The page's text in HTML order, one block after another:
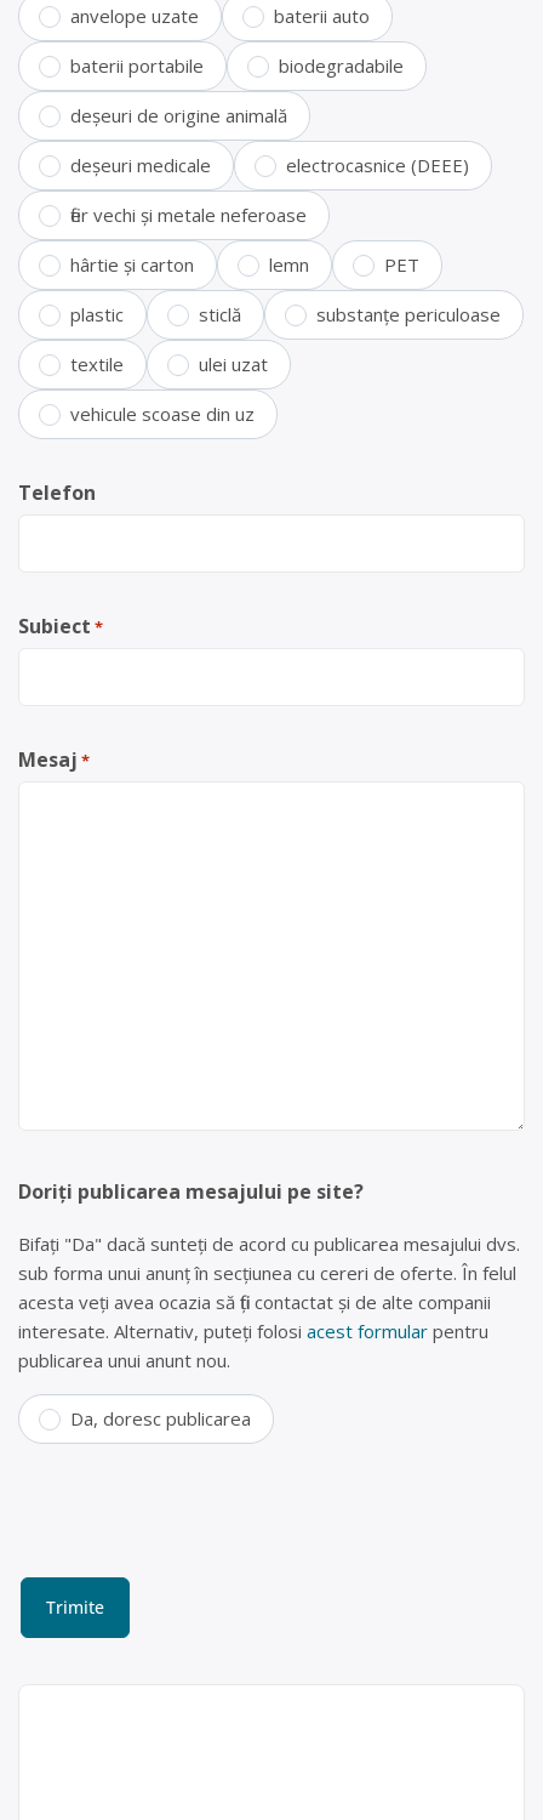
anvelope uzate baterii auto
baterii portabile biodegradabile
deșeuri de origine animală
deșeuri medicale electrocasnice (DEEE)
fier vechi și metale neferoase
hârtie și carton lemn PET
plastic sticlă substanțe periculoase
textile ulei uzat
vehicule scoase din uz
Telefon
Subiect *
Mesaj *
Doriți publicarea mesajului pe site?
Bifați "Da" dacă sunteți de acord cu publicarea mesajului dvs.
sub forma unui anunț în secțiunea cu cereri de oferte. În felul
acesta veți avea ocazia să fiți contactat și de alte companii
interesate. Alternativ, puteți folosi acest formular pentru
publicarea unui anunt nou.
Da, doresc publicarea